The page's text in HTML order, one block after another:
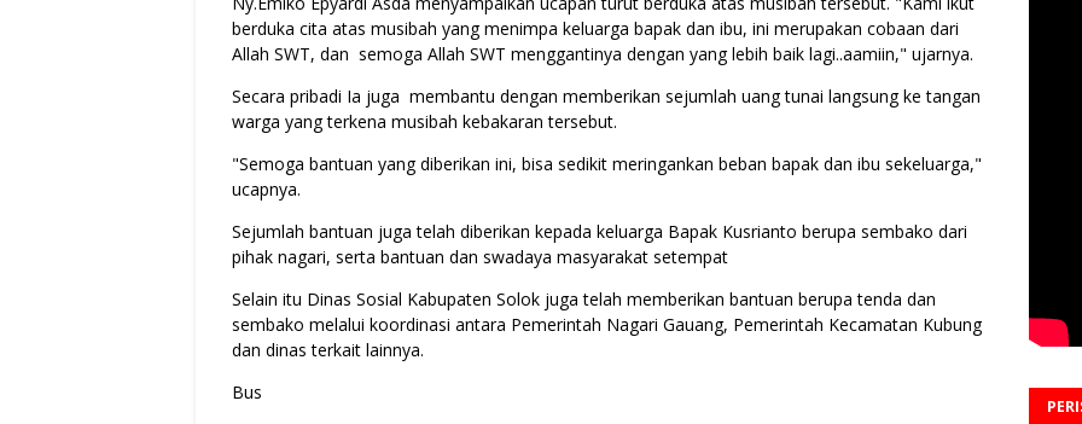
berduka cita atas musibah yang menimpa keluarga bapak dan ibu, ini merupakan cobaan dari
Allah SWT, dan semoga Allah SWT menggantinya dengan yang lebih baik lagi..aamiin," ujarnya.
Secara pribadi Ia juga membantu dengan memberikan sejumlah uang tunai langsung ke tangan
warga yang terkena musibah kebakaran tersebut.
"Semoga bantuan yang diberikan ini, bisa sedikit meringankan beban bapak dan ibu sekeluarga,"
ucapnya.
Sejumlah bantuan juga telah diberikan kepada keluarga Bapak Kusrianto berupa sembako dari
pihak nagari, serta bantuan dan swadaya masyarakat setempat
Selain itu Dinas Sosial Kabupaten Solok juga telah memberikan bantuan berupa tenda dan
sembako melalui koordinasi antara Pemerintah Nagari Gauang, Pemerintah Kecamatan Kubung
dan dinas terkait lainnya.
Bus